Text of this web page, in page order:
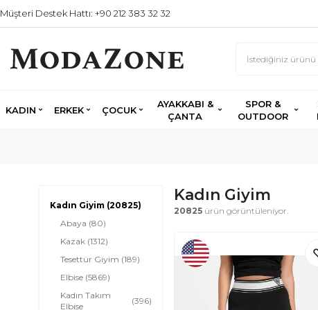
Müşteri Destek Hattı: +90 212 383 32 32
KADIN ERKEK ÇOCUK
AYAKKABI &
ÇANTA
SPOR &
OUTDOOR
Kadın Giyim (20825)
Abaya (80)
Kazak (1312)
Tesettür Giyim (189)
Elbise (5869)
Kadın Takım
Elbise
(396)
Kadın Giyim
20825ürün görüntüleniyor.